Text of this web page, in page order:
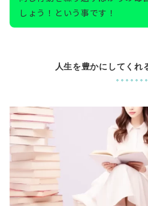
しょう！という事です！
人生を豊かにしてくれ